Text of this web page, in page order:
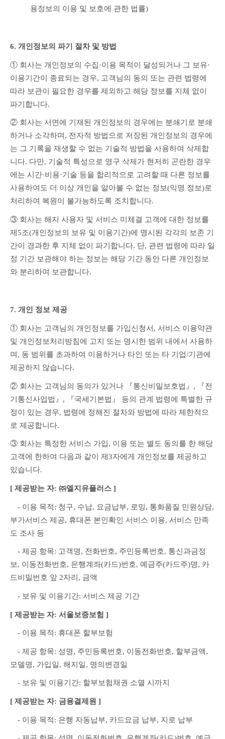
용정보의 이용 및 보호에 관한 법률)
6. 개인정보의 파기 절차 및 방법
① 회사는 개인정보의 수집·이용 목적이 달성되거나 그 보유·
이용기간이 종료되는 경우, 고객님의 동의 또는 관련 법령에
따라 보관이 필요한 경우를 제외하고 해당 정보를 지체 없이
파기합니다.
② 회사는 서면에 기재된 개인정보의 경우에는 분쇄기로 분쇄
하거나 소각하며, 전자적 방법으로 저장된 개인정보의 경우에
는 그 기록을 재생할 수 없는 기술적 방법을 사용하여 삭제합
니다. 다만, 기술적 특성으로 영구 삭제가 현저히 곤란한 경우
에는 시간·비용·기술 등을 합리적으로 고려할 때 다른 정보를
사용하여도 더 이상 개인을 알아볼 수 없는 정보(익명 정보)로
처리하여 복원이 불가능하도록 조치합니다.
③ 회사는 해지 사용자 및 서비스 미체결 고객에 대한 정보를
제5조(개인정보의 보유 및 이용기간)에 명시된 각각의 보존 기
간이 경과한 후 지체 없이 파기합니다. 단, 관련 법령에 따라 일
정 기간 보관해야 하는 정보는 해당 기간 동안 다른 개인정보
와 분리하여 보관합니다.
7. 개인 정보 제공
① 회사는 고객님의 개인정보를 가입신청서, 서비스 이용약관
및 개인정보처리방침에 고지 또는 명시한 범위 내에서 사용하
며, 동 범위를 초과하여 이용하거나 타인 또는 타 기업/기관에
제공하지 않습니다.
② 회사는 고객님의 동의가 있거나 『통신비밀보호법』, 『전
기통신사업법』, 『국세기본법』 등의 관계 법령에 특별한 규
정이 있는 경우, 법령에 정해진 절차와 방법에 따라 제한적으
로 제공합니다.
③ 회사는 특정한 서비스 가입, 이용 또는 별도 동의를 한 해당
고객에 한하여 다음과 같이 제3자에게 개인정보를 제공하고
있습니다.
[ 제공받는 자: ㈜엘지유플러스 ]
- 이용 목적: 청구, 수납, 요금납부, 로밍, 통화품질 민원상담,
부가서비스 제공, 휴대폰 본인확인 서비스 이용, 서비스 만족
도 조사 등
- 제공 항목: 고객명, 전화번호, 주민등록번호, 통신과금정
보, 이동전화번호, 은행계좌(카드)번호, 예금주(카드주)명, 카
드비밀번호 앞 2자리, 금액
- 보유 및 이용기간: 서비스 제공 기간
[ 제공받는 자: 서울보증보험 ]
- 이용 목적: 휴대폰 할부보험
- 제공 항목: 성명, 주민등록번호, 이동전화번호, 할부금액,
모델명, 가입일, 해지일, 명의변경일
- 보유 및 이용기간: 할부보험채권 소멸 시까지
[ 제공받는 자: 금융결제원 ]
- 이용 목적: 은행 자동납부, 카드요금 납부, 지로 납부